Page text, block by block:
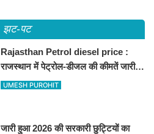
झट-पट
Rajasthan Petrol diesel price :
राजस्थान में पेट्रोल-डीजल की कीमतें जारी,
जानिए बीकानेर समेत पुरे प्रदेश में नए रेट
UMESH PUROHIT
जारी हुआ 2026 की सरकारी छुट्टियों का